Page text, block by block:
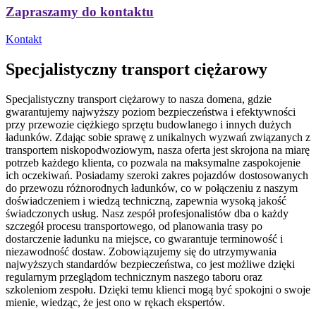
Zapraszamy do kontaktu
Kontakt
Specjalistyczny transport ciężarowy
Specjalistyczny transport ciężarowy to nasza domena, gdzie
gwarantujemy najwyższy poziom bezpieczeństwa i efektywności
przy przewozie ciężkiego sprzętu budowlanego i innych dużych
ładunków. Zdając sobie sprawę z unikalnych wyzwań związanych z
transportem niskopodwoziowym, nasza oferta jest skrojona na miarę
potrzeb każdego klienta, co pozwala na maksymalne zaspokojenie
ich oczekiwań. Posiadamy szeroki zakres pojazdów dostosowanych
do przewozu różnorodnych ładunków, co w połączeniu z naszym
doświadczeniem i wiedzą techniczną, zapewnia wysoką jakość
świadczonych usług. Nasz zespół profesjonalistów dba o każdy
szczegół procesu transportowego, od planowania trasy po
dostarczenie ładunku na miejsce, co gwarantuje terminowość i
niezawodność dostaw. Zobowiązujemy się do utrzymywania
najwyższych standardów bezpieczeństwa, co jest możliwe dzięki
regularnym przeglądom technicznym naszego taboru oraz
szkoleniom zespołu. Dzięki temu klienci mogą być spokojni o swoje
mienie, wiedząc, że jest ono w rękach ekspertów.